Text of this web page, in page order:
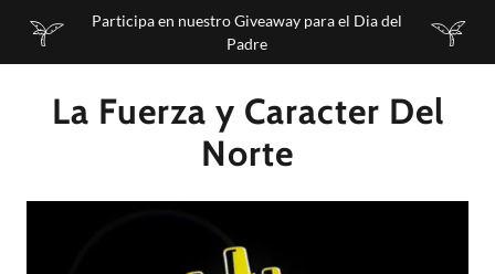
Participa en nuestro Giveaway para el Dia del
Padre
La Fuerza y Caracter Del
Norte